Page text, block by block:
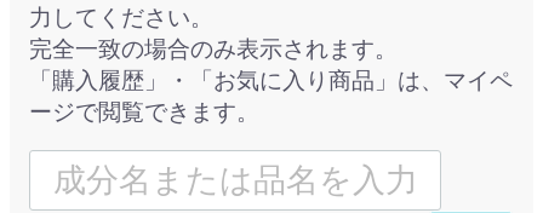
力してください。
完全一致の場合のみ表示されます。
「購入履歴」・「お気に入り商品」は、マイペ
ージで閲覧できます。